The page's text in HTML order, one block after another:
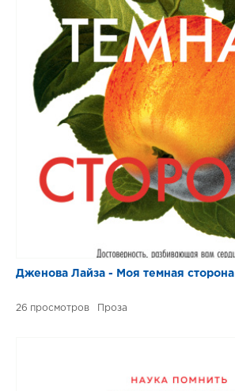
Дженова Лайза - Моя темная сторона
26 Проза